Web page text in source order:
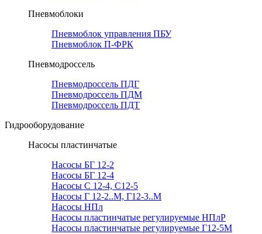
Пневмоблоки
Пневмоблок управления ПБУ
Пневмоблок П-ФРК
Пневмодроссель
Пневмодроссель ПДГ
Пневмодроссель ПДМ
Пневмодроссель ПДТ
Гидрооборудование
Насосы пластинчатые
Насосы БГ 12-2
Насосы БГ 12-4
Насосы С 12-4, С12-5
Насосы Г 12-2..М, Г12-3..М
Насосы НПл
Насосы пластинчатые регулируемые НПлР
Насосы пластинчатые регулируемые Г12-5М